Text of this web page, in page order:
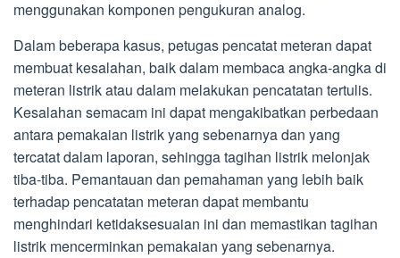
menggunakan komponen pengukuran analog.
Dalam beberapa kasus, petugas pencatat meteran dapat
membuat kesalahan, baik dalam membaca angka-angka di
meteran listrik atau dalam melakukan pencatatan tertulis.
Kesalahan semacam ini dapat mengakibatkan perbedaan
antara pemakaian listrik yang sebenarnya dan yang
tercatat dalam laporan, sehingga tagihan listrik melonjak
tiba-tiba. Pemantauan dan pemahaman yang lebih baik
terhadap pencatatan meteran dapat membantu
menghindari ketidaksesuaian ini dan memastikan tagihan
listrik mencerminkan pemakaian yang sebenarnya.